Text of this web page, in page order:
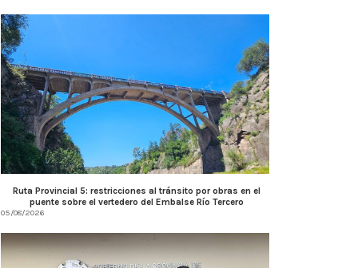
Ruta Provincial 5: restricciones al tránsito por obras en el
puente sobre el vertedero del Embalse Río Tercero
05/08/2026